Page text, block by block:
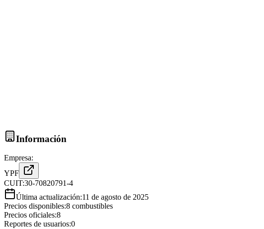
Información
Empresa:
YPF
CUIT:30-70820791-4
Última actualización:11 de agosto de 2025
Precios disponibles:8 combustibles
Precios oficiales:8
Reportes de usuarios:0